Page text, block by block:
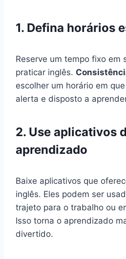
1. Defina horários
Reserve um tempo fixo em
praticar inglês.
escolher um horário em
alerta e disposto a
2. Use aplicativos
aprendizado
Baixe aplicativos que
inglês. Eles podem ser
trajeto para o trabalho ou
Isso torna o aprendizado
divertido.